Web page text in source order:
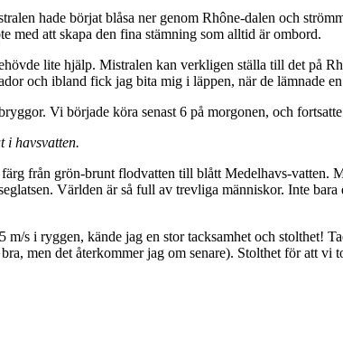
hade börjat blåsa ner genom Rhône-dalen och
med att skapa den fina stämning som alltid är ombord.
lite hjälp. Mistralen kan verkligen ställa till det på
och ibland fick jag bita mig i läppen, när de lämnade
Vi började köra senast 6 på morgonen, och
i havsvatten.
från grön-brunt flodvatten till blått Medelhavs-
Världen är så full av trevliga människor. Inte
s i ryggen, kände jag en stor tacksamhet och stolthet!
men det återkommer jag om senare). Stolthet för att